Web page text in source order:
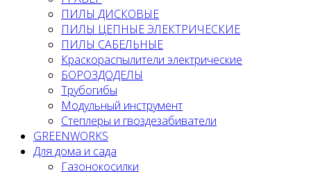
ПИЛЫ ДИСКОВЫЕ
ПИЛЫ ЦЕПНЫЕ ЭЛЕКТРИЧЕСКИЕ
ПИЛЫ САБЕЛЬНЫЕ
Краскораспылители электрические
БОРОЗДОДЕЛЫ
Трубогибы
Модульный инструмент
Степлеры и гвоздезабиватели
GREENWORKS
Для дома и сада
Газонокосилки